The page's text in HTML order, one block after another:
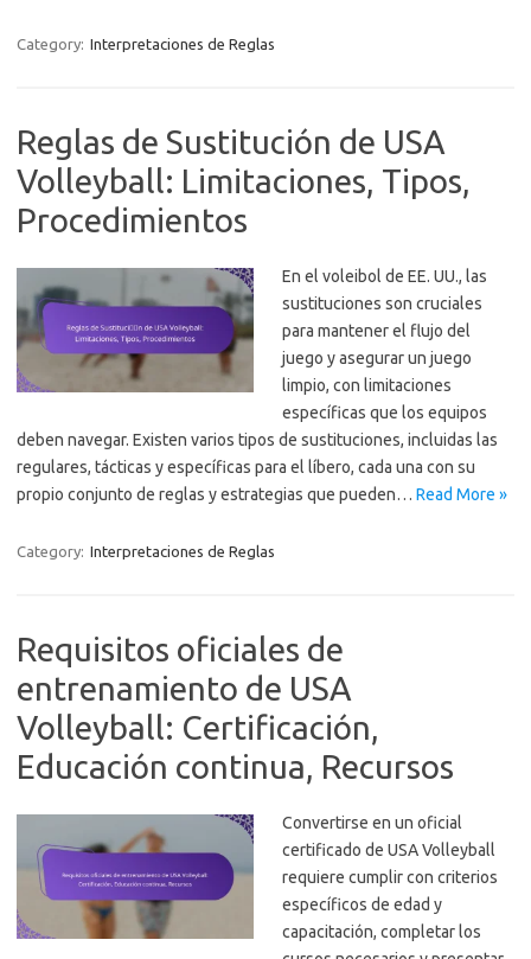
Category: Interpretaciones de Reglas
Reglas de Sustitución de USA
Volleyball: Limitaciones, Tipos,
Procedimientos
En el voleibol de EE. UU., las
sustituciones son cruciales
para mantener el flujo del
juego y asegurar un juego
limpio, con limitaciones
específicas que los equipos
deben navegar. Existen varios tipos de sustituciones, incluidas las
regulares, tácticas y específicas para el líbero, cada una con su
propio conjunto de reglas y estrategias que pueden… Read More »
Category: Interpretaciones de Reglas
Requisitos oficiales de
entrenamiento de USA
Volleyball: Certificación,
Educación continua, Recursos
Convertirse en un oficial
certificado de USA Volleyball
requiere cumplir con criterios
específicos de edad y
capacitación, completar los